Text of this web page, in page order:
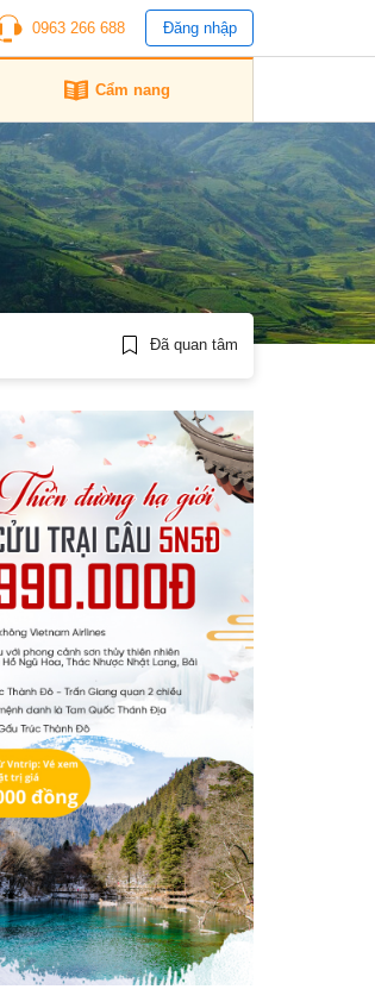
0963 266 688 Đăng nhập
Cẩm nang
Đã quan tâm